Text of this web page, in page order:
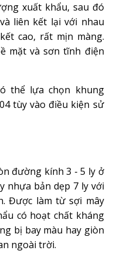
xuất khẩu, sau đó
liên kết lại với nhau
cao, rất mịn màng.
mặt và sơn tĩnh điện
thể lựa chọn khung
tùy vào điều kiện sử
đường kính 3 - 5 ly ở
nhựa bản dẹp 7 ly với
Được làm từ sợi mây
có hoạt chất kháng
bị bay màu hay giòn
ngoài trời.